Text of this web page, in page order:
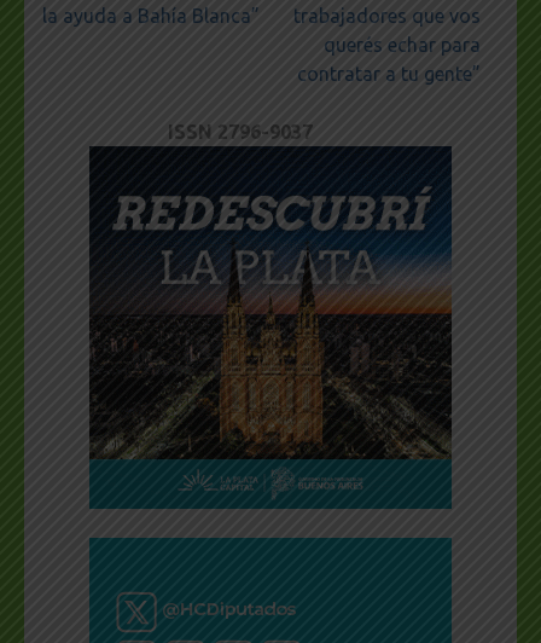
la ayuda a Bahía Blanca”
trabajadores que vos
querés echar para
contratar a tu gente”
ISSN 2796-9037